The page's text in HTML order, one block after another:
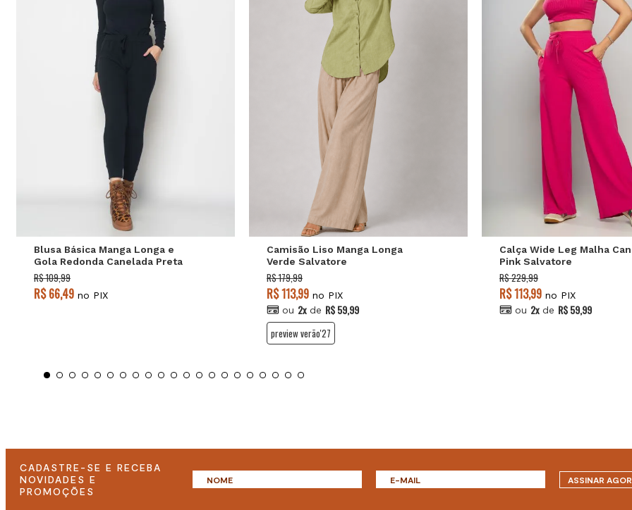
M
Blusa Básica Manga Longa e
Gola Redonda Canelada Preta
Salvatore
R$ 109,99
R$ 66,49 no PIX
Camisão Liso Manga Longa
Verde Salvatore
R$ 179,99
R$ 113,99 no PIX
ou 2x de R$ 59,99
preview verão'27
P M
Calça Wide Leg Malha
Pink Salvatore
R$ 229,99
R$ 113,99 no PIX
ou 2x de R$ 59,99
CADASTRE-SE E RECEBA
NOVIDADES E
PROMOÇÕES
ASSINAR